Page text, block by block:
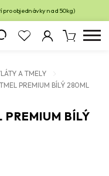
pro objednávky nad 50kg)
A TMELY
PREMIUM BÍLÝ 280ML
PREMIUM BÍLÝ